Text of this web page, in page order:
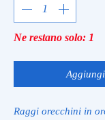
Ne restano solo: 1
Raggi orecchini in